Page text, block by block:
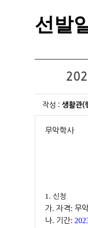
선발
작성 : 생활관(
무악학사
1. 신청
가. 자격: 무
나. 기간: